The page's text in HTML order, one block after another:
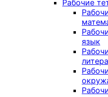
Рабочие
язык